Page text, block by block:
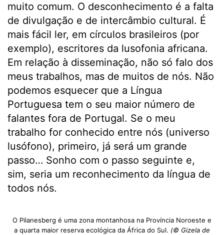
muito comum. O desconhecimento é a falta
de divulgação e de intercâmbio cultural. É
mais fácil ler, em círculos brasileiros (por
exemplo), escritores da lusofonia africana.
Em relação à disseminação, não só falo dos
meus trabalhos, mas de muitos de nós. Não
podemos esquecer que a Língua
Portuguesa tem o seu maior número de
falantes fora de Portugal. Se o meu
trabalho for conhecido entre nós (universo
lusófono), primeiro, já será um grande
passo… Sonho com o passo seguinte e,
sim, seria um reconhecimento da língua de
todos nós.
O Pilanesberg é uma zona montanhosa na Província Noroeste e
a quarta maior reserva ecológica da África do Sul. (© Gizela de